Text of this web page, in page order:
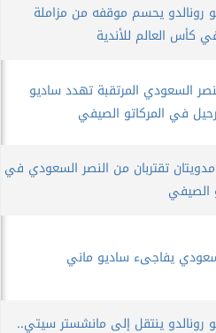
رونالدو يحسم موقفه من مزاملة
العالم للأندية
السعودي المرتقبة تهدد ساديو
في المركاتو الصيفي
تقتربان من النصر السعودي في
الصيفي
يفاجىء ساديو ماني
رونالدو ينتقل إلى مانشستر سيتي..